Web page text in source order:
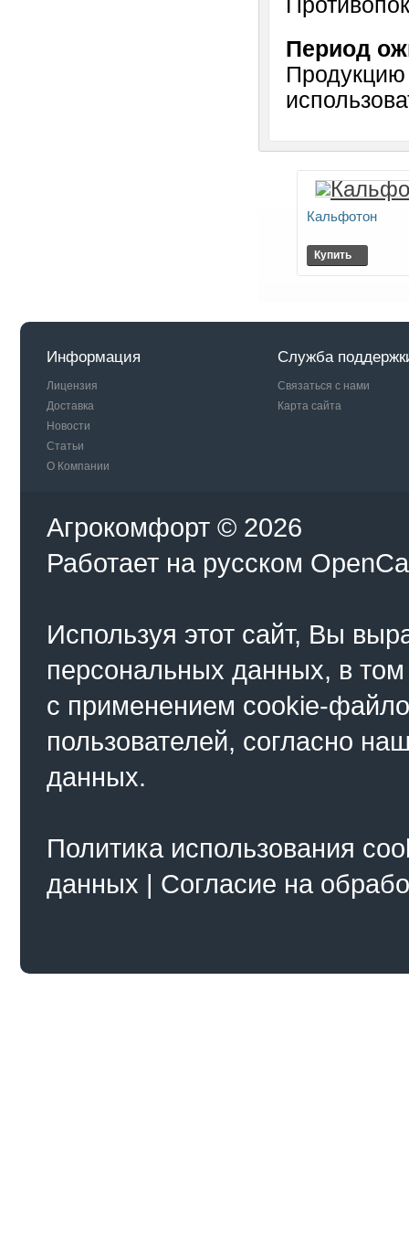
Период
Кальфотон
Купить
Информация
Лицензия
Доставка
Новости
Статьи
О Компании
Служба
Связаться с нами
Карта сайта
Агрокомфорт © 2026
Работает на русском
Используя этот сайт, Вы
персональных данных, в
с применением cookie-
пользователей, согласно
данных.
Политика использования
данных | Согласие на